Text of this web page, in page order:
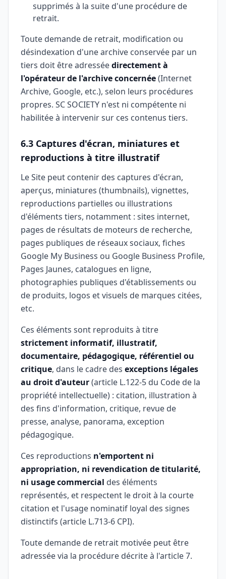
supprimés à la suite d'une procédure de
retrait.
Toute demande de retrait, modification ou
désindexation d'une archive conservée par un
tiers doit être adresséedirectement à
l'opérateur de l'archive concernée(Internet
Archive, Google, etc.), selon leurs procédures
propres. SC SOCIETY n'est ni compétente ni
habilitée à intervenir sur ces contenus tiers.
6.3 Captures d'écran, miniatures et
reproductions à titre illustratif
Le Site peut contenir des captures d'écran,
aperçus, miniatures (thumbnails), vignettes,
reproductions partielles ou illustrations
d'éléments tiers, notamment : sites internet,
pages de résultats de moteurs de recherche,
pages publiques de réseaux sociaux, fiches
Google My Business ou Google Business Profile,
Pages Jaunes, catalogues en ligne,
photographies publiques d'établissements ou
de produits, logos et visuels de marques citées,
etc.
Ces éléments sont reproduits à titre
strictement informatif, illustratif,
documentaire, pédagogique, référentiel ou
critique, dans le cadre des exceptions légales
au droit d'auteur(article L.122-5 du Code de la
propriété intellectuelle) : citation, illustration à
des fins d'information, critique, revue de
presse, analyse, panorama, exception
pédagogique.
Ces reproductions n'emportent ni
appropriation, ni revendication de titularité,
ni usage commercial des éléments
représentés, et respectent le droit à la courte
citation et l'usage nominatif loyal des signes
distinctifs (article L.713-6 CPI).
Toute demande de retrait motivée peut être
adressée via la procédure décrite à l'article 7.